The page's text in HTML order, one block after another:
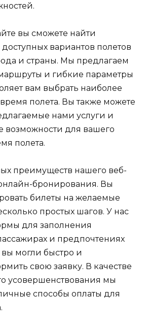
вы сможете найти
вариантов полетов
и страны. Мы предлагаем
и гибкие параметры
вам выбрать наиболее
полета. Вы также можете
нами услуги и
возможности для вашего
полета.
преимуществ нашего веб-
бронирования. Вы
билеты на желаемые
простых шагов. У нас
для заполнения
и предпочтениях
вы могли быстро и
свою заявку. В качестве
усовершенствования мы
способы оплаты для